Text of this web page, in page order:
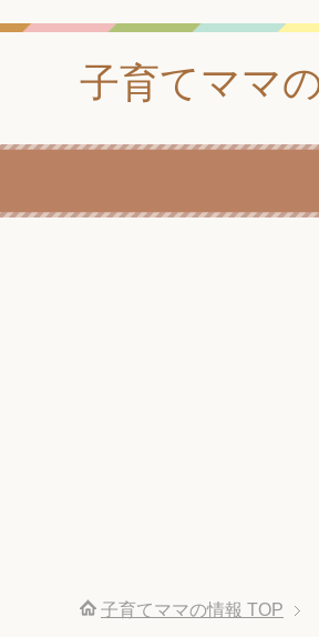
子育てママ
子育てママの情報 TOP